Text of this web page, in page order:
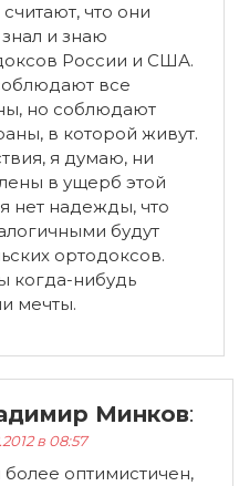
что они
и знаю
России и США.
все
но соблюдают
в которой живут.
я думаю, ни
в ущерб этой
нет надежды, что
будут
ортодоксов.
когда-нибудь
мечты.
Минков:
в 08:57
более оптимистичен,